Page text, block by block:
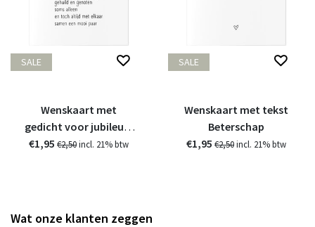
SALE
Wenskaart met
gedicht voor jubileum
huwelijk
€1,95 €2,50incl. 21% btw
SALE
Wenskaart met tekst
Beterschap
€1,95 €2,50incl. 21% btw
Wat onze klanten zeggen